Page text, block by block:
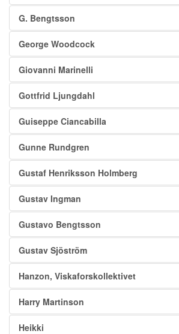
G. Bengtsson
George Woodcock
Giovanni Marinelli
Gottfrid Ljungdahl
Guiseppe Ciancabilla
Gunne Rundgren
Gustaf Henriksson Holmberg
Gustav Ingman
Gustavo Bengtsson
Gustav Sjöström
Hanzon, Viskaforskollektivet
Harry Martinson
Heikki